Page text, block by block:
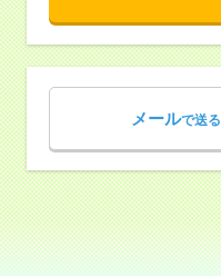
メールで送る